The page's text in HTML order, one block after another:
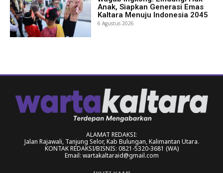
Anak, Siapkan Generasi Emas
Kaltara Menuju Indonesia 2045
6 Agustus 2026
ALAMAT REDAKSI:
Jalan Rajawali, Tanjung Selor, Kab Bulungan, Kalimantan Utara.
KONTAK REDAKSI/BISNIS: 0821-5320-3681 (WA)
Email: wartakaltaraid@gmail.com